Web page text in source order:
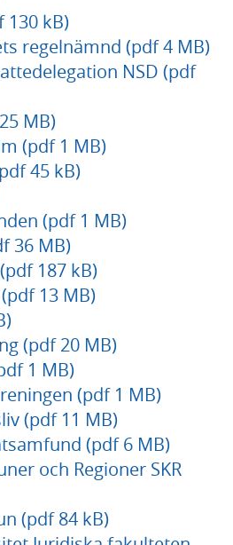
130 kB)
regelnämnd (pdf 4 MB)
NSD (pdf
MB)
(pdf 1 MB)
45 kB)
(pdf 1 MB)
36 MB)
187 kB)
13 MB)
(pdf 20 MB)
1 MB)
(pdf 1 MB)
(pdf 11 MB)
(pdf 6 MB)
och Regioner SKR
(pdf 84 kB)